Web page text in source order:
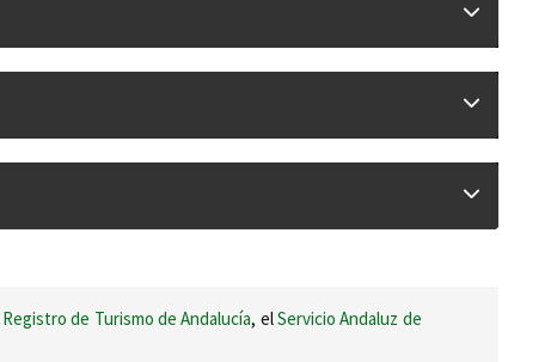
Registro de Turismo de Andalucía, elServicio Andaluz de